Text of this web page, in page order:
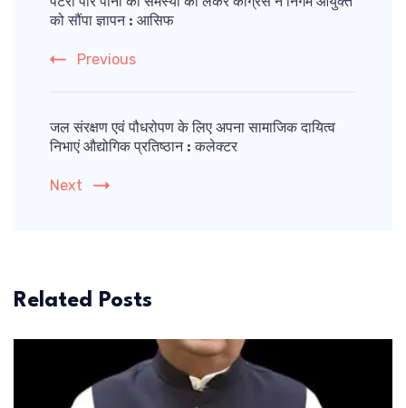
Navigation
पटरी पार पानी की समस्या को लेकर कांग्रेस ने निगम आयुक्त
को सौंपा ज्ञापन : आसिफ
Previous
जल संरक्षण एवं पौधरोपण के लिए अपना सामाजिक दायित्व
निभाएं औद्योगिक प्रतिष्ठान : कलेक्टर
Next
Related Posts